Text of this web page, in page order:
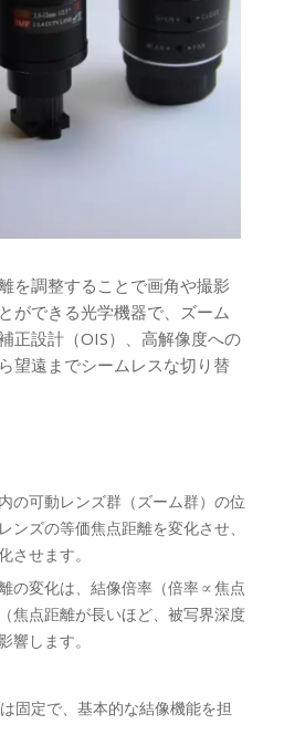
を調整することで画角や撮影
ができる光学機器で、ズーム
正設計（OIS）、高解像度への
望遠までシームレスな切り替
の可動レンズ群（ズーム群）の位
ンズの等価焦点距離を変化させ、
させます。
の変化は、結像倍率（倍率∝焦点
焦点距離が長いほど、被写界深度
響します。
固定で、基本的な結像機能を担